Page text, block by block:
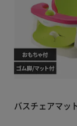
バスチェアマッ